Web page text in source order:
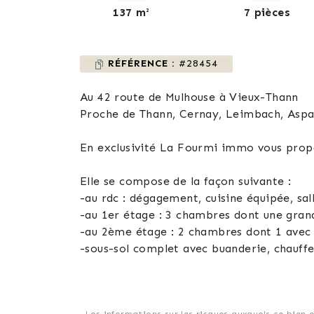
137 m² 7 pièces
RÉFÉRENCE : #28454
Au 42 route de Mulhouse à Vieux-Thann
Proche de Thann, Cernay, Leimbach,
En exclusivité La Fourmi immo vous
Elle se compose de la façon suivante :
-au rdc : dégagement, cuisine équipée,
-au 1er étage : 3
-au 2ème étage : 2 chambres dont 1
-sous-sol complet avec buanderie,